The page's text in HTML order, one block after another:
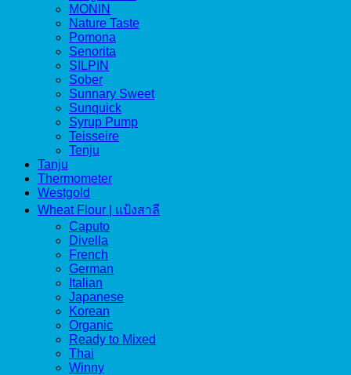
MONIN
Nature Taste
Pomona
Senorita
SILPIN
Sober
Sunnary Sweet
Sunquick
Syrup Pump
Teisseire
Tenju
Tanju
Thermometer
Westgold
Wheat Flour | แป้งสาลี
Caputo
Divella
French
German
Italian
Japanese
Korean
Organic
Ready to Mixed
Thai
Winny